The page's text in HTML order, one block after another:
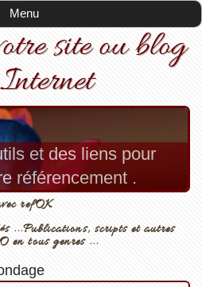
Menu
site ou blog
et des liens pour
référencement .
refOK
...Publications, scripts et autres
en tous genres ...